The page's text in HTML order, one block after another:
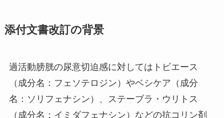
添付文書改訂の背景
過活動膀胱の尿意切迫感に対してはトビエース
（成分名：フェソテロジン）やベシケア（成分
名：ソリフェナシン）、ステーブラ・ウリトス
（成分名：イミダフェナシン）などの抗コリン剤